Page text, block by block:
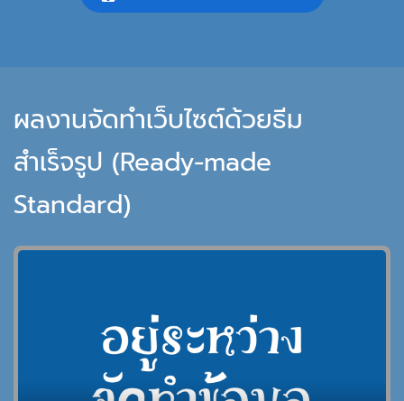
ผลงานจัดทำเว็บไซต์ด้วยธีม
สำเร็จรูป (Ready-made
Standard)